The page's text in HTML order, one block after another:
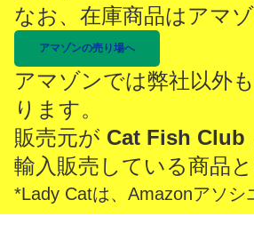
なお、在庫商品はアマ
アマゾンの売り場へ
アマゾンでは弊社以外
ります。
販売元が Cat Fish Club
輸入販売している商品と
*Lady Catは、Amazonアソ